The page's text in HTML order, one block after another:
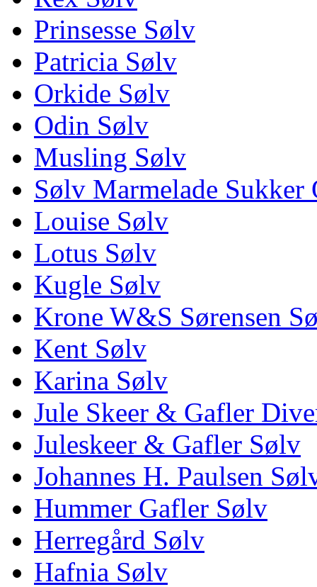
Prinsesse Sølv
Patricia Sølv
Orkide Sølv
Odin Sølv
Musling Sølv
Sølv Marmelade Sukker
Louise Sølv
Lotus Sølv
Kugle Sølv
Krone W&S Sørensen
Kent Sølv
Karina Sølv
Jule Skeer & Gafler
Juleskeer & Gafler Sølv
Johannes H. Paulsen
Hummer Gafler Sølv
Herregård Sølv
Hafnia Sølv